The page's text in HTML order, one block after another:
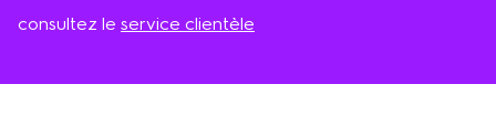
consultez le service clientèle